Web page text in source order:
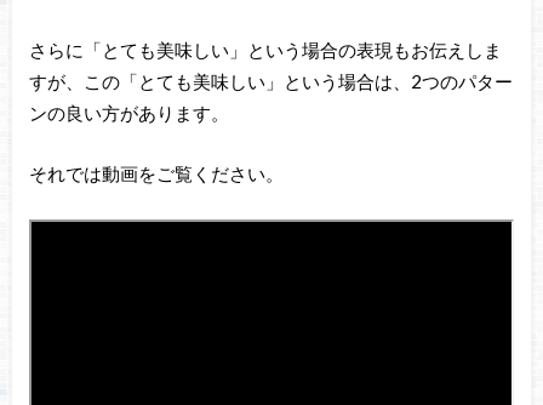
さらに「とても美味しい」という場合の表現もお伝えしま
すが、この「とても美味しい」という場合は、2つのパター
ンの良い方があります。
それでは動画をご覧ください。